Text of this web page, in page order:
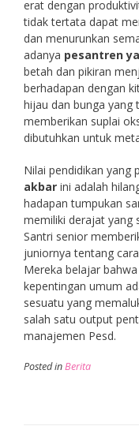
erat dengan
tidak tertata dapat
dan menurunkan
adanya pesantren
betah dan pikiran
berhadapan dengan
hijau dan bunga yang
memberikan suplai
dibutuhkan untuk
Nilai pendidikan yang
akbar ini adalah
hadapan tumpukan
memiliki derajat yang
Santri senior
juniornya tentang
Mereka belajar
kepentingan umum
sesuatu yang
salah satu output
manajemen Pesd.
Posted inBerita